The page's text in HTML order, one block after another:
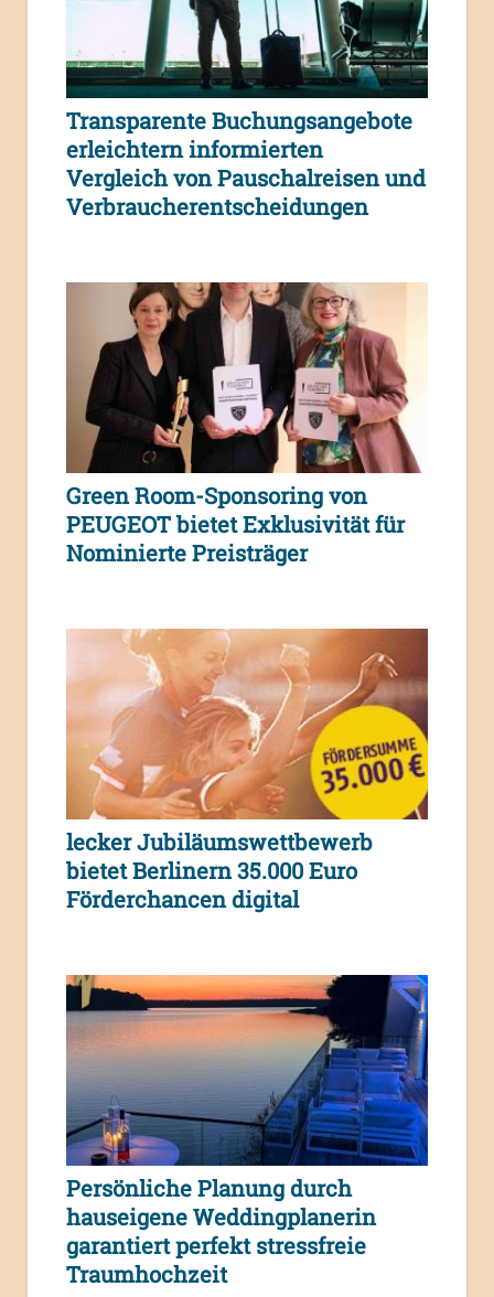
Transparente Buchungsangebote
erleichtern informierten
Vergleich von Pauschalreisen und
Verbraucherentscheidungen
Green Room-Sponsoring von
PEUGEOT bietet Exklusivität für
Nominierte Preisträger
lecker Jubiläumswettbewerb
bietet Berlinern 35.000 Euro
Förderchancen digital
Persönliche Planung durch
hauseigene Weddingplanerin
garantiert perfekt stressfreie
Traumhochzeit